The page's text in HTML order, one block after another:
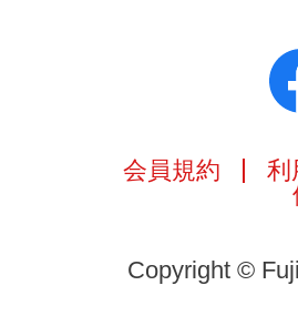
会員規約 利
Copyright ©